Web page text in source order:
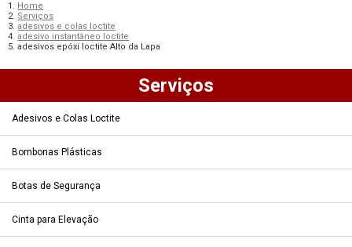
Home
Serviços
adesivos e colas loctite
adesivo instantâneo loctite
adesivos epóxi loctite Alto da Lapa
Serviços
Adesivos e Colas Loctite
Bombonas Plásticas
Botas de Segurança
Cinta para Elevação